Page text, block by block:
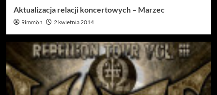
Aktualizacja relacji koncertowych – Marzec
Rimmön 2 kwietnia 2014